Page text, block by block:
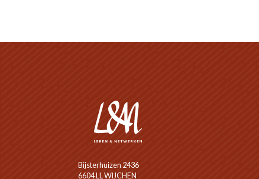
Bijsterhuizen 2436
6604 LL WIJCHEN